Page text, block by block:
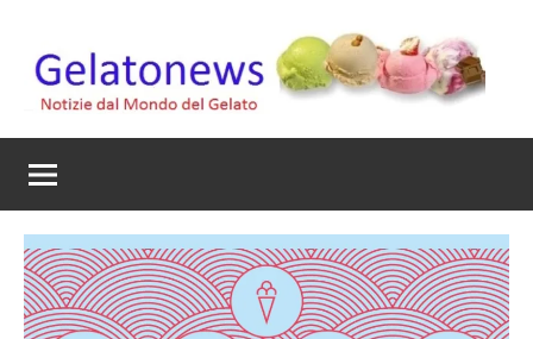
contenuto
Gelato
News
mondo
del
gelato
artigianale